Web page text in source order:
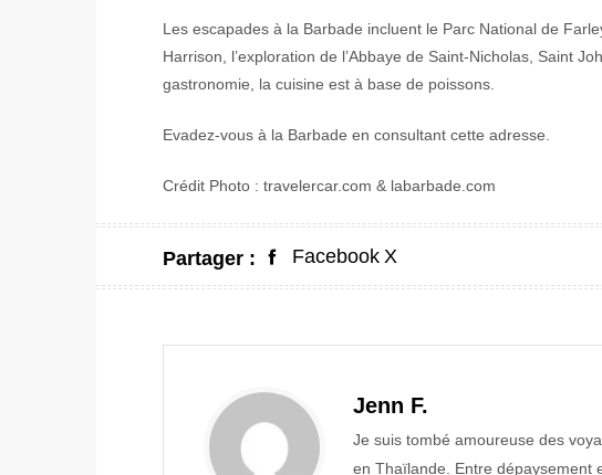
Les escapades à la Barbade incluent le Parc National de
Harrison, l’exploration de l’Abbaye de Saint-Nicholas, Saint
gastronomie, la cuisine est à base de poissons.
Evadez-vous à la Barbade en consultant cette adresse.
Crédit Photo : travelercar.com & labarbade.com
Partager : Facebook X
Jenn F.
Je suis tombé amoureuse des
en Thaïlande. Entre dépaysement